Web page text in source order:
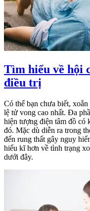
Tìm hiểu về hội
điều trị
Có thể bạn chưa biết,
lệ tử vong cao nhất. Đa
hiện tượng điện tâm đồ có
đó. Mặc dù diễn ra trong
đến rung thất gây nguy
hiểu kĩ hơn về tình trạng
dưới đây.